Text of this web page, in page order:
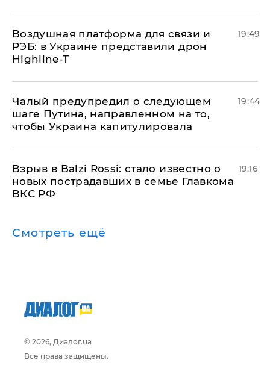
Воздушная платформа для связи и
РЭБ: в Украине представили дрон
Highline-T
19:49
Чалый предупредил о следующем
шаге Путина, направленном на то,
чтобы Украина капитулировала
19:44
Взрыв в Balzi Rossi: стало известно о
новых пострадавших в семье Главкома
ВКС РФ
19:16
Смотреть ещё
© 2026, Диалог.ua
Все права защищены.